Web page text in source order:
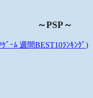
～PSP～
ｹﾞｰﾑ 週間BEST10ﾗﾝｷﾝｸﾞ)